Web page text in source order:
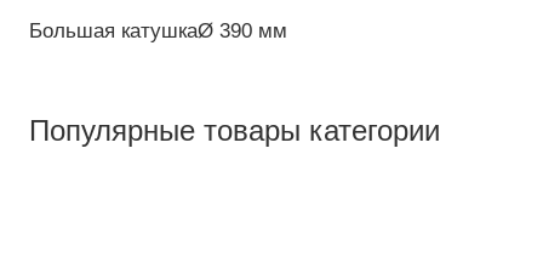
Большая катушкаØ 390 мм
Популярные товары категории